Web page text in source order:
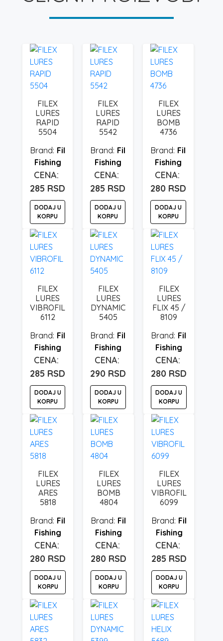
FILEX
LURES
RAPID
5504
Fil
Fishing
285 RSD
DODAJ U
KORPU
FILEX
LURES
RAPID
5542
Fil
Fishing
285 RSD
DODAJ U
KORPU
FILEX
LURES
BOMB
4736
Fil
Fishing
280 RSD
DODAJ U
KORPU
FILEX
LURES
VIBROFIL
6112
Fil
Fishing
285 RSD
DODAJ U
KORPU
FILEX
LURES
DYNAMIC
5405
Fil
Fishing
290 RSD
DODAJ U
KORPU
FILEX
LURES
FLIX 45 /
8109
Fil
Fishing
280 RSD
DODAJ U
KORPU
FILEX
LURES
ARES
5818
Fil
Fishing
280 RSD
DODAJ U
KORPU
FILEX
LURES
BOMB
4804
Fil
Fishing
280 RSD
DODAJ U
KORPU
FILEX
LURES
VIBROFIL
6099
Fil
Fishing
285 RSD
DODAJ U
KORPU